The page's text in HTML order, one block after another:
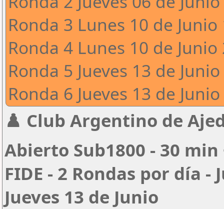
Ronda 3 Lunes 10 de Junio
Ronda 4 Lunes 10 de Junio
Ronda 5 Jueves 13 de
Ronda 6 Jueves 13 de
♟️ Club Argentino de
Abierto Sub1800 - 30 min
FIDE - 2 Rondas por día -
Jueves 13 de Junio